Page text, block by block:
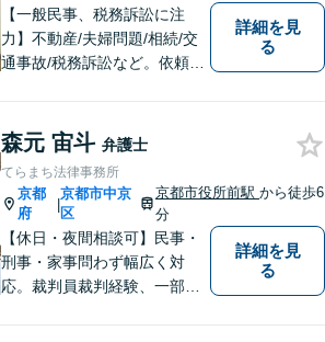
【一般民事、税務訴訟に注
力】不動産/夫婦問題/相続/交
通事故/税務訴訟など。依頼者
提案できるよう尽力していま
す。【「京都市役所前駅」3番
出口6分】【駐車場あり】
詳細を見
る
森元 宙斗 弁護士
てらまち法律事務所
京都
府
|
京都市中京
区
京都市役所前駅から徒歩6
分
【休日・夜間相談可】民事・
刑事・家事問わず幅広く対
応。裁判員裁判経験、一部無
詳細を見
る